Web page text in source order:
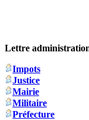
Lettre
Impots
Justice
Mairie
Militaire
Préfecture